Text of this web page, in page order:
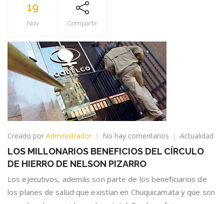
19
Nov Compartir
Creado por Administrador No hay comentarios
en
LOS
MILLONARIOS
DEL
DE
Actualidad
LOS MILLONARIOS BENEFICIOS DEL CÍRCULO
DE HIERRO DE NELSON PIZARRO
Los ejecutivos, además son parte de los beneficiarios de
los planes de salud que existían en Chuquicamata y que son